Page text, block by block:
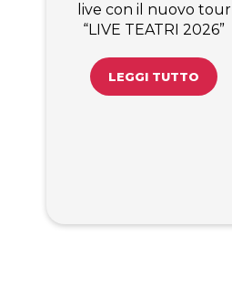
live con il nuovo tour
“LIVE TEATRI 2026”
LEGGI TUTTO